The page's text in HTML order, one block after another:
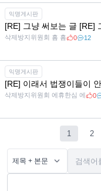
익명게시판
[RE] 그냥 써보는 글 [RE]
삭제방지위원회 흠 흠 0 12
익명게시판
삭제방지위원회 에휴한심 에 0
1 2